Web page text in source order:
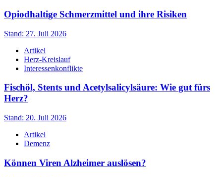
Opiodhaltige Schmerzmittel und ihre Risiken
Stand: 27. Juli 2026
Artikel
Herz-Kreislauf
Interessenkonflikte
Fischöl, Stents und Acetylsalicylsäure: Wie gut fürs
Herz?
Stand: 20. Juli 2026
Artikel
Demenz
Können Viren Alzheimer auslösen?